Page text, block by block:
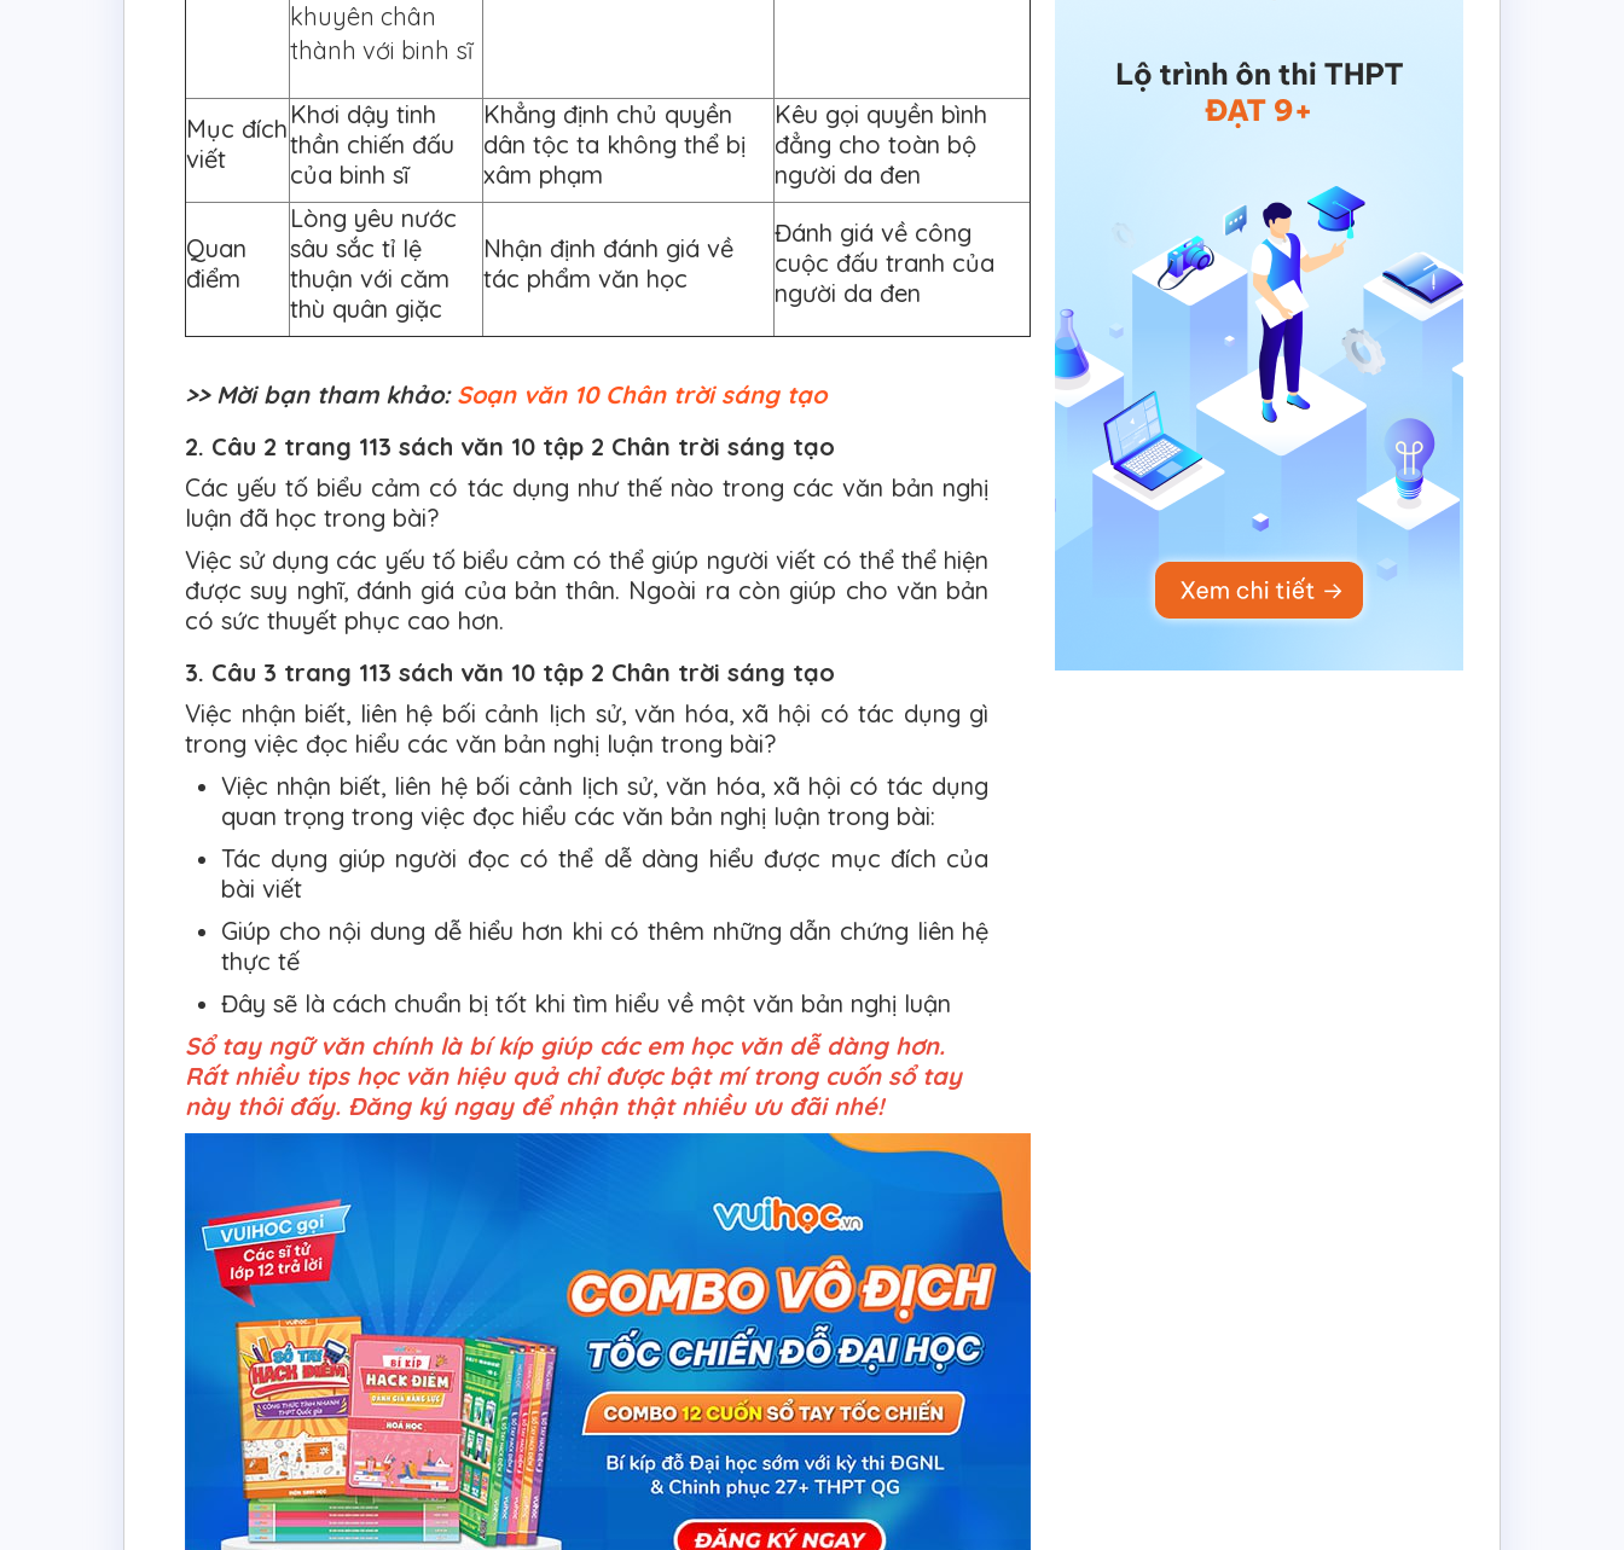
khuyên chân
thành với binh sĩ
Mục đích
viết
Khơi dậy tinh
thần chiến đấu
của binh sĩ
Khẳng định chủ quyền
dân tộc ta không thể bị
xâm phạm
Kêu gọi quyền bình
đẳng cho toàn bộ
người da đen
Quan
điểm
Lòng yêu nước
sâu sắc tỉ lệ
thuận với căm
thù quân giặc
Nhận định đánh giá về
tác phẩm văn học
Đánh giá về công
cuộc đấu tranh của
người da đen
>> Mời bạn tham khảo: Soạn văn 10 Chân trời sáng tạo
2. Câu 2 trang 113 sách văn 10 tập 2 Chân trời sáng tạo
Các yếu tố biểu cảm có tác dụng như thế nào trong các văn bản nghị
luận đã học trong bài?
Việc sử dụng các yếu tố biểu cảm có thể giúp người viết có thể thể hiện
được suy nghĩ, đánh giá của bản thân. Ngoài ra còn giúp cho văn bản
có sức thuyết phục cao hơn.
3. Câu 3 trang 113 sách văn 10 tập 2 Chân trời sáng tạo
Việc nhận biết, liên hệ bối cảnh lịch sử, văn hóa, xã hội có tác dụng gì
trong việc đọc hiểu các văn bản nghị luận trong bài?
Việc nhận biết, liên hệ bối cảnh lịch sử, văn hóa, xã hội có tác dụng
quan trọng trong việc đọc hiểu các văn bản nghị luận trong bài:
Tác dụng giúp người đọc có thể dễ dàng hiểu được mục đích của
bài viết
Giúp cho nội dung dễ hiểu hơn khi có thêm những dẫn chứng liên hệ
thực tế
Đây sẽ là cách chuẩn bị tốt khi tìm hiểu về một văn bản nghị luận
Sổ tay ngữ văn chính là bí kíp giúp các em học văn dễ dàng hơn.
Rất nhiều tips học văn hiệu quả chỉ được bật mí trong cuốn sổ tay
này thôi đấy. Đăng ký ngay để nhận thật nhiều ưu đãi nhé!